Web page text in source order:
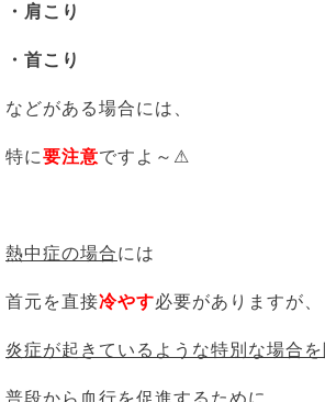
・肩こり
・首こり
などがある場合には、
特に要注意ですよ～⚠
熱中症の場合には
首元を直接冷やす必要がありますが、
炎症が起きているような特別な場合を
普段から血行を促進するために